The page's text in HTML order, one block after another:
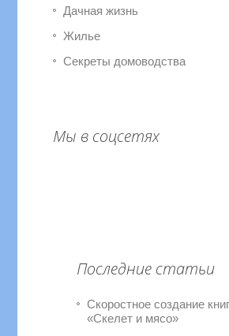
Дачная жизнь
Жилье
Секреты домоводства
Мы в соцсетях
Последние статьи
Скоростное создание
«Скелет и мясо»